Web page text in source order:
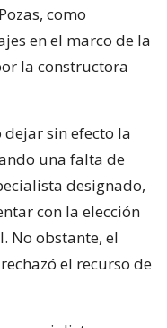
como
en el marco de la
la constructora
sin efecto la
una falta de
designado,
con la elección
No obstante, el
el recurso de